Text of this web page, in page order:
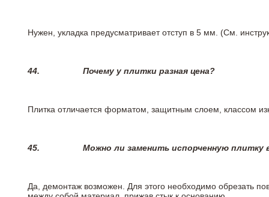
Нужен, укладка предусматривает отступ в 5 мм. (См.
44. Почему у плитки разная цена?
Плитка отличается форматом, защитным слоем, классом
45. Можно ли заменить испорченную плитку
Да, демонтаж возможен. Для этого необходимо обрезать